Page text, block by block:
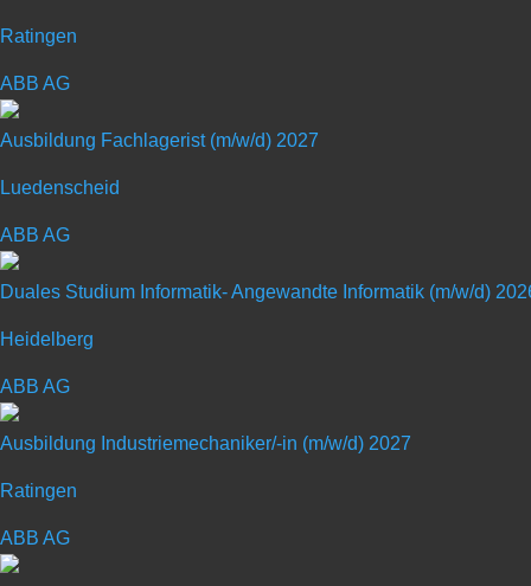
Ratingen
ABB AG
Ausbildung Fachlagerist (m/w/d) 2027
Luedenscheid
ABB AG
Duales Studium Informatik- Angewandte Informatik (m/w/d)
Heidelberg
ABB AG
Ausbildung Industriemechaniker/-in (m/w/d) 2027
Ratingen
ABB AG
Ausbildung zum Mechatroniker (m/
Du überwachst und prüfst modernste Anlagen, Melde-
Du strebst die Fachoberschulreife oder das Abitur an?